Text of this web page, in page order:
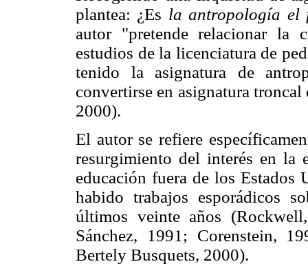
plantea: ¿Es la antropología el
autor "pretende relacionar la
estudios de la licenciatura de
tenido la asignatura de
convertirse en asignatura
2000).
El autor se refiere
resurgimiento del interés en la
educación fuera de los Estados
habido trabajos esporádicos
últimos veinte años
Sánchez, 1991; Corenstein,
Bertely Busquets, 2000).